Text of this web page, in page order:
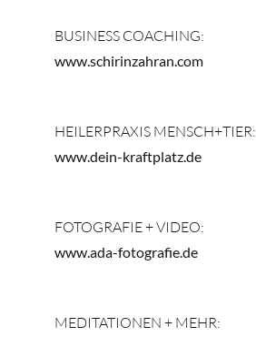
BUSINESS COACHING:
www.schirinzahran.com
HEILERPRAXIS MENSCH+TIER:
www.dein-kraftplatz.de
FOTOGRAFIE + VIDEO:
www.ada-fotografie.de
MEDITATIONEN + MEHR: